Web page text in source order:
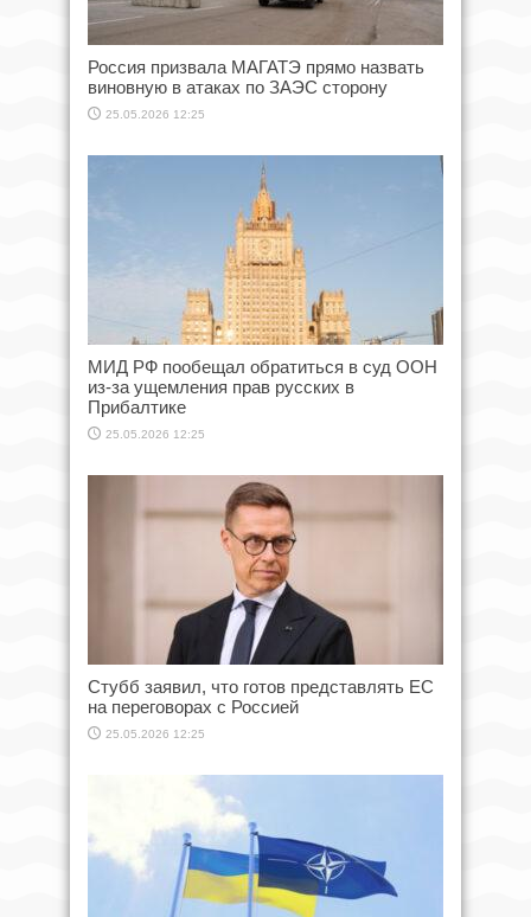
Россия призвала МАГАТЭ прямо назвать
виновную в атаках по ЗАЭС сторону
25.05.2026 12:25
МИД РФ пообещал обратиться в суд ООН
из-за ущемления прав русских в
Прибалтике
25.05.2026 12:25
Стубб заявил, что готов представлять ЕС
на переговорах с Россией
25.05.2026 12:25